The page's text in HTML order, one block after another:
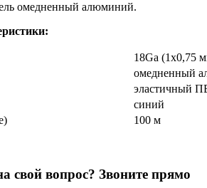
омедненный алюминий.
18Ga (1x0,75
омедненный
эластичный
синий
100 м
свой вопрос? Звоните прямо